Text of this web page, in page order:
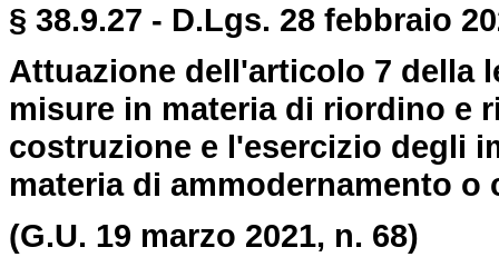
§ 38.9.27 - D.Lgs. 28 febbraio
Attuazione dell'articolo 7 della
misure in materia di riordino e
costruzione e l'esercizio degli
materia di ammodernamento
(G.U. 19 marzo 2021, n. 68)